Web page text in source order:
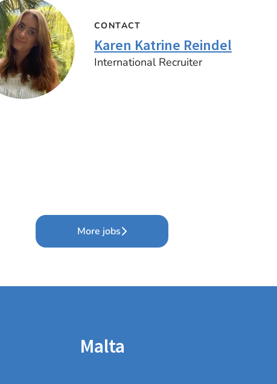
CONTACT
Karen Katrine Reindel
International Recruiter
More jobs
Malta